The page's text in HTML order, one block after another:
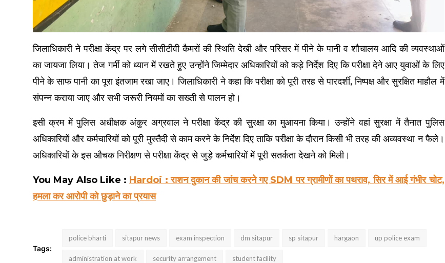
जिलाधिकारी ने परीक्षा केंद्र पर लगे सीसीटीवी कैमरों की स्थिति देखी और परिसर में पीने के पानी व शौचालय आदि की व्यवस्थाओं
का जायजा लिया। तेज गर्मी को ध्यान में रखते हुए उन्होंने जिम्मेदार अधिकारियों को कड़े निर्देश दिए कि परीक्षा देने आए युवाओं के लिए
पीने के साफ पानी का पूरा इंतजाम रखा जाए। जिलाधिकारी ने कहा कि परीक्षा को पूरी तरह से पारदर्शी, निष्पक्ष और सुरक्षित माहौल में
संपन्न कराया जाए और सभी जरूरी नियमों का सख्ती से पालन हो।
इसी क्रम में पुलिस अधीक्षक अंकुर अग्रवाल ने परीक्षा केंद्र की सुरक्षा का मुआयना किया। उन्होंने वहां सुरक्षा में तैनात पुलिस
अधिकारियों और कर्मचारियों को पूरी मुस्तैदी से काम करने के निर्देश दिए ताकि परीक्षा के दौरान किसी भी तरह की अव्यवस्था न फैले।
अधिकारियों के इस औचक निरीक्षण से परीक्षा केंद्र से जुड़े कर्मचारियों में पूरी सतर्कता देखने को मिली।
You May Also Like : Hardoi : राशन दुकान की जांच करने गए SDM पर ग्रामीणों का पथराव, सिर में आई गंभीर चोट,
हमला कर आरोपी को छुड़ाने का प्रयास
Tags:
police bharti sitapur news exam inspection dm sitapur sp sitapur hargaon up police exam
administration at work security arrangement student facility